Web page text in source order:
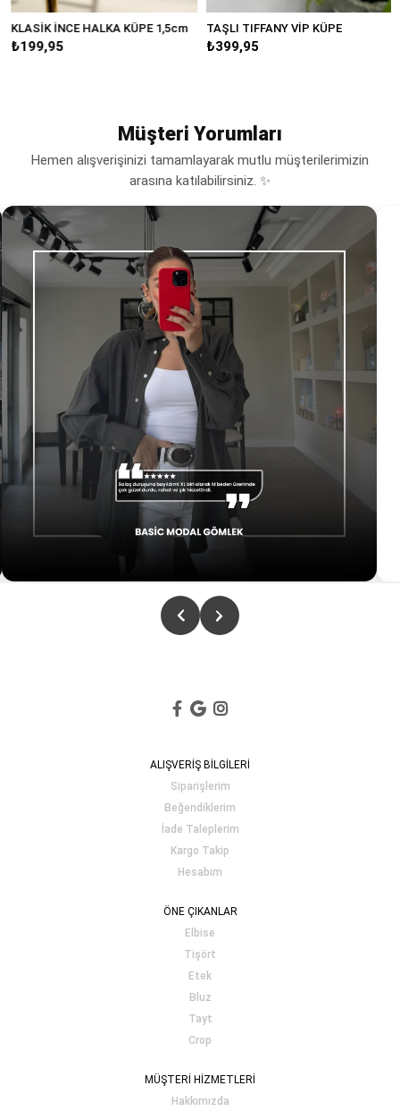
KLASİK İNCE HALKA KÜPE 1,5cm
₺199,95
TAŞLI TIFFANY VİP KÜPE
₺399,95
Müşteri Yorumları
Hemen alışverişinizi tamamlayarak mutlu müşterilerimizin
arasına katılabilirsiniz. ✨
ALIŞVERİŞ BİLGİLERİ
Siparişlerim
Beğendiklerim
İade Taleplerim
Kargo Takip
Hesabım
ÖNE ÇIKANLAR
Elbise
Tişört
Etek
Bluz
Tayt
Crop
MÜŞTERİ HİZMETLERİ
Hakkımızda